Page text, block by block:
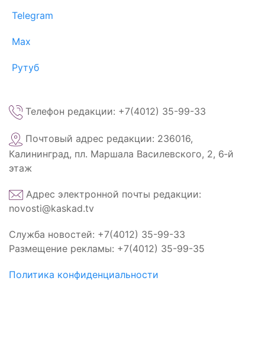
Telegram
Max
Рутуб
Телефон редакции: +7(4012) 35-99-33
Почтовый адрес редакции: 236016,
Калининград, пл. Маршала Василевского, 2, 6‑й
этаж
Адрес электронной почты редакции:
novosti@kaskad.tv
Служба новостей: +7(4012) 35-99-33
Размещение рекламы: +7(4012) 35-99-35
Политика конфиденциальности